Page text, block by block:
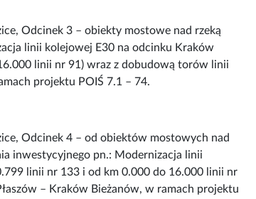
Odcinek 3 – obiekty mostowe nad rzeką
linii kolejowej E30 na odcinku Kraków
linii nr 91) wraz z dobudową torów linii
projektu POIŚ 7.1 – 74.
Odcinek 4 – od obiektów mostowych nad
inwestycyjnego pn.: Modernizacja linii
linii nr 133 i od km 0.000 do 16.000 linii nr
– Kraków Bieżanów, w ramach projektu